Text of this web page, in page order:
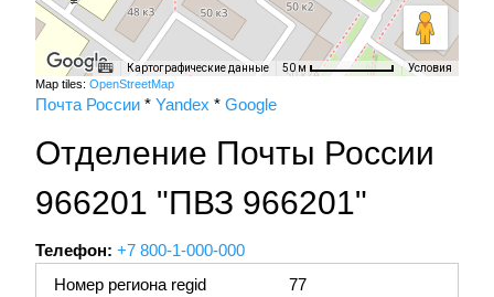
Картографические данные 50 м Условия
Map tiles: OpenStreetMap
Почта России * Yandex * Google
Отделение Почты России
966201 "ПВЗ 966201"
Телефон: +7 800-1-000-000
Номер региона regid
77